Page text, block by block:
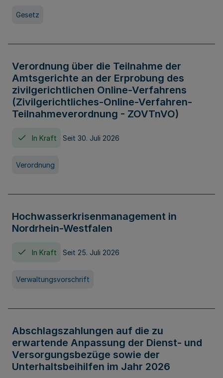
Gesetz
Verordnung über die Teilnahme der
Amtsgerichte an der Erprobung des
zivilgerichtlichen Online-Verfahrens
(Zivilgerichtliches-Online-Verfahren-
Teilnahmeverordnung - ZOVTnVO)
In Kraft Seit 30. Juli 2026
Verordnung
Hochwasserkrisenmanagement in
Nordrhein-Westfalen
In Kraft Seit 25. Juli 2026
Verwaltungsvorschrift
Abschlagszahlungen auf die zu
erwartende Anpassung der Dienst- und
Versorgungsbezüge sowie der
Unterhaltsbeihilfen im Jahr 2026